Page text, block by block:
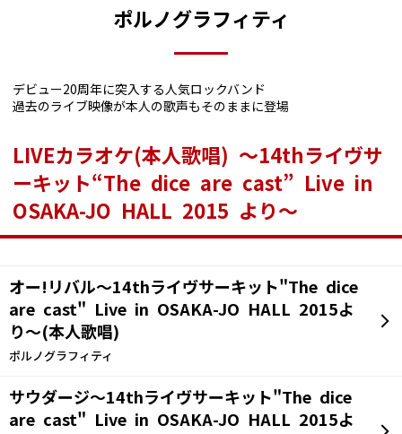
ポルノグラフィティ
デビュー20周年に突入する人気ロックバンド
過去のライブ映像が本人の歌声もそのままに登場
LIVEカラオケ(本人歌唱) ～14thライヴサ
ーキット“The dice are cast” Live in
OSAKA-JO HALL 2015 より～
オー!リバル～14thライヴサーキット"The dice
are cast" Live in OSAKA-JO HALL 2015よ
り～(本人歌唱)
ポルノグラフィティ
サウダージ～14thライヴサーキット"The dice
are cast" Live in OSAKA-JO HALL 2015よ